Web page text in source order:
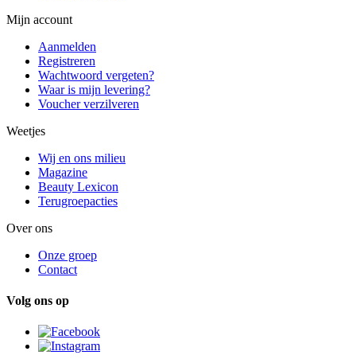
Mijn account
Aanmelden
Registreren
Wachtwoord vergeten?
Waar is mijn levering?
Voucher verzilveren
Weetjes
Wij en ons milieu
Magazine
Beauty Lexicon
Terugroepacties
Over ons
Onze groep
Contact
Volg ons op